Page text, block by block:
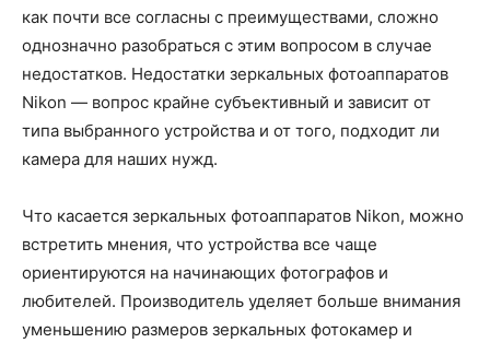
как почти все согласны с преимуществами, сложно
однозначно разобраться с этим вопросом в случае
недостатков. Недостатки зеркальных фотоаппаратов
Nikon — вопрос крайне субъективный и зависит от
типа выбранного устройства и от того, подходит ли
камера для наших нужд.
Что касается зеркальных фотоаппаратов Nikon, можно
встретить мнения, что устройства все чаще
ориентируются на начинающих фотографов и
любителей. Производитель уделяет больше внимания
уменьшению размеров зеркальных фотокамер и